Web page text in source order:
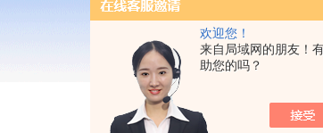
欢迎您！
来自局域网的朋友！
助您的吗？